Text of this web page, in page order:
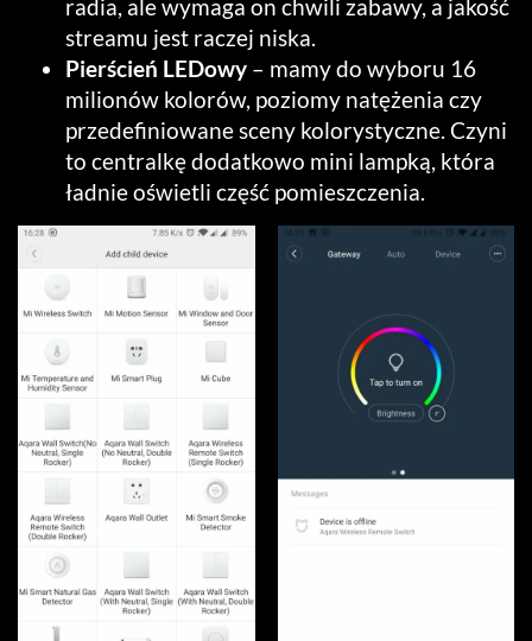
radia, ale wymaga on chwili zabawy, a jakość
streamu jest raczej niska.
Pierścień LEDowy – mamy do wyboru 16
milionów kolorów, poziomy natężenia czy
przedefiniowane sceny kolorystyczne. Czyni
to centralkę dodatkowo mini lampką, która
ładnie oświetli część pomieszczenia.